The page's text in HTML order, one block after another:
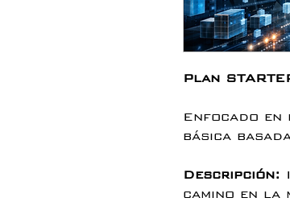
Plan
Enfocado en
básica
Descripción:
camino en la